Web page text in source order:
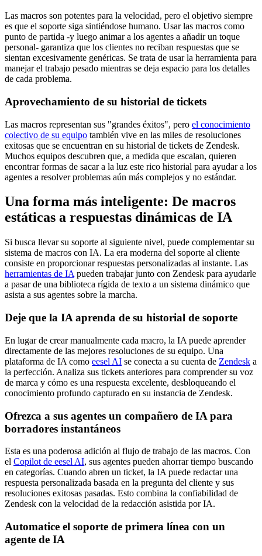
Las macros son potentes para la velocidad, pero el objetivo siempre
es que el soporte siga sintiéndose humano. Usar las macros como
punto de partida -y luego animar a los agentes a añadir un toque
personal- garantiza que los clientes no reciban respuestas que se
sientan excesivamente genéricas. Se trata de usar la herramienta para
manejar el trabajo pesado mientras se deja espacio para los detalles
de cada problema.
Aprovechamiento de su historial de tickets
Las macros representan sus "grandes éxitos", pero el conocimiento
colectivo de su equipo también vive en las miles de resoluciones
exitosas que se encuentran en su historial de tickets de Zendesk.
Muchos equipos descubren que, a medida que escalan, quieren
encontrar formas de sacar a la luz este rico historial para ayudar a los
agentes a resolver problemas aún más complejos y no estándar.
Una forma más inteligente: De macros
estáticas a respuestas dinámicas de IA
Si busca llevar su soporte al siguiente nivel, puede complementar su
sistema de macros con IA. La era moderna del soporte al cliente
consiste en proporcionar respuestas personalizadas al instante. Las
herramientas de IA pueden trabajar junto con Zendesk para ayudarle
a pasar de una biblioteca rígida de texto a un sistema dinámico que
asista a sus agentes sobre la marcha.
Deje que la IA aprenda de su historial de soporte
En lugar de crear manualmente cada macro, la IA puede aprender
directamente de las mejores resoluciones de su equipo. Una
plataforma de IA como eesel AI se conecta a su cuenta de Zendesk a
la perfección. Analiza sus tickets anteriores para comprender su voz
de marca y cómo es una respuesta excelente, desbloqueando el
conocimiento profundo capturado en su instancia de Zendesk.
Ofrezca a sus agentes un compañero de IA para
borradores instantáneos
Esta es una poderosa adición al flujo de trabajo de las macros. Con
el Copilot de eesel AI, sus agentes pueden ahorrar tiempo buscando
en categorías. Cuando abren un ticket, la IA puede redactar una
respuesta personalizada basada en la pregunta del cliente y sus
resoluciones exitosas pasadas. Esto combina la confiabilidad de
Zendesk con la velocidad de la redacción asistida por IA.
Automatice el soporte de primera línea con un
agente de IA